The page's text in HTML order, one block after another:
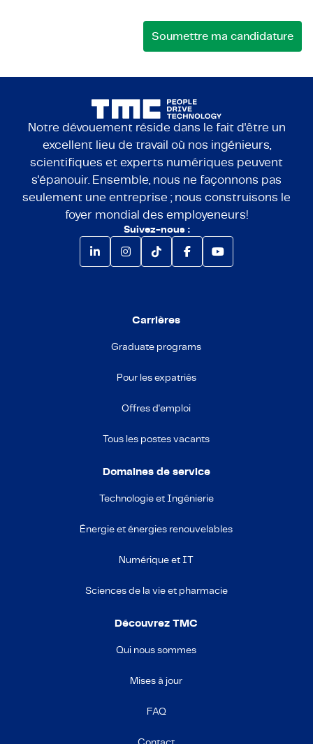
Notre dévouement réside dans le fait d'être un
excellent lieu de travail où nos ingénieurs,
scientifiques et experts numériques peuvent
s'épanouir. Ensemble, nous ne façonnons pas
seulement une entreprise ; nous construisons le
foyer mondial des employeneurs!
Suivez-nous :
Carrières
Graduate programs
Pour les expatriés
Offres d'emploi
Tous les postes vacants
Domaines de service
Technologie et Ingénierie
Énergie et énergies renouvelables
Numérique et IT
Sciences de la vie et pharmacie
Découvrez TMC
Qui nous sommes
Mises à jour
FAQ